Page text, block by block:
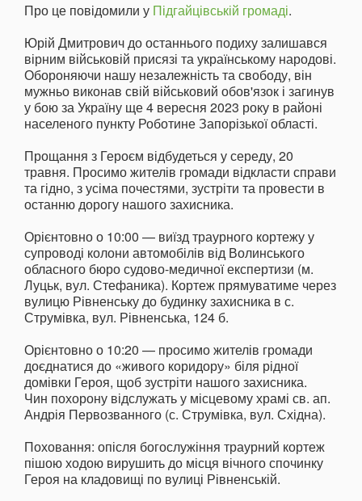
Про це повідомили у Підгайцівській громаді.
Юрій Дмитрович до останнього подиху залишався
вірним військовій присязі та українському народові.
Обороняючи нашу незалежність та свободу, він
мужньо виконав свій військовий обов'язок і загинув
у бою за Україну ще 4 вересня 2023 року в районі
населеного пункту Роботине Запорізької області.
Прощання з Героєм відбудеться у середу, 20
травня. Просимо жителів громади відкласти справи
та гідно, з усіма почестями, зустріти та провести в
останню дорогу нашого захисника.
Орієнтовно о 10:00 — виїзд траурного кортежу у
супроводі колони автомобілів від Волинського
обласного бюро судово-медичної експертизи (м.
Луцьк, вул. Стефаника). Кортеж прямуватиме через
вулицю Рівненську до будинку захисника в с.
Струмівка, вул. Рівненська, 124 б.
Орієнтовно о 10:20 — просимо жителів громади
доєднатися до «живого коридору» біля рідної
домівки Героя, щоб зустріти нашого захисника.
Чин похорону відслужать у місцевому храмі св. ап.
Андрія Первозванного (с. Струмівка, вул. Східна).
Поховання: опісля богослужіння траурний кортеж
пішою ходою вирушить до місця вічного спочинку
Героя на кладовищі по вулиці Рівненській.